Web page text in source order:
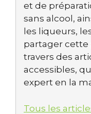
et de
sans alcool,
les liqueurs,
partager cette
travers des
accessibles,
expert en la
Tous les